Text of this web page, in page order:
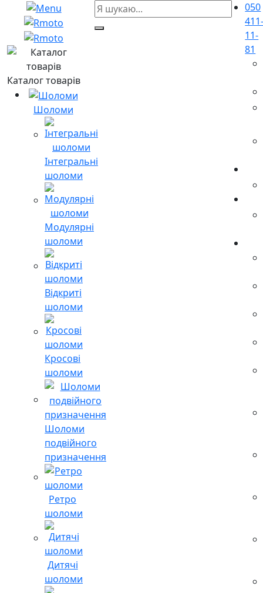
Каталог товарів
Шоломи
Інтегральні
шоломи
Модулярні
шоломи
Відкриті
шоломи
Кросові
шоломи
Шоломи
подвійного
призначення
Ретро
шоломи
Дитячі
шоломи
050
11-
81